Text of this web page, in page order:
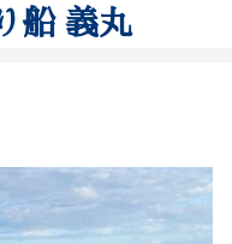
船 義丸